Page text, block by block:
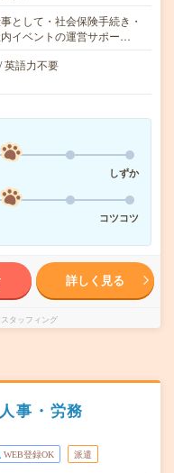
として・社会保険手続き・
イベントの運営サポー…
英語力不要
しずか
コツコツ
詳しく見る
タッフィング
事・労務
WEB登録OK 派遣